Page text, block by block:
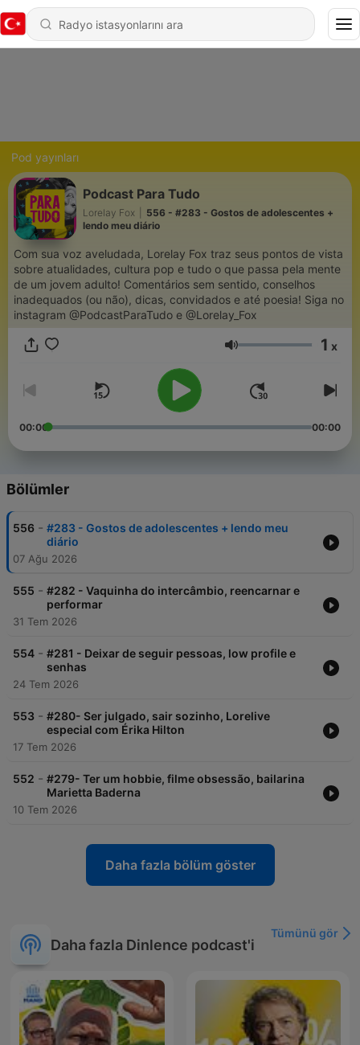
Pod yayınları
Podcast Para Tudo
Lorelay Fox
556 - #283 - Gostos de adolescentes +
lendo meu diário
Com sua voz aveludada, Lorelay Fox traz seus pontos de vista
sobre atualidades, cultura pop e tudo o que passa pela mente
de um jovem adulto! Comentários sem sentido, conselhos
inadequados (ou não), dicas, convidados e até poesia! Siga no
instagram @PodcastParaTudo e @Lorelay_Fox
Ses 1 x
00:00 00:00
Bölümler
556 - #283 - Gostos de adolescentes + lendo meu
diário
07 Ağu 2026
555 - #282 - Vaquinha do intercâmbio, reencarnar e
performar
31 Tem 2026
554 - #281 - Deixar de seguir pessoas, low profile e
senhas
24 Tem 2026
553 - #280- Ser julgado, sair sozinho, Lorelive
especial com Érika Hilton
17 Tem 2026
552 - #279- Ter um hobbie, filme obsessão, bailarina
Marietta Baderna
10 Tem 2026
Daha fazla bölüm göster
Daha fazla Dinlence podcast'i
Tümünü gör